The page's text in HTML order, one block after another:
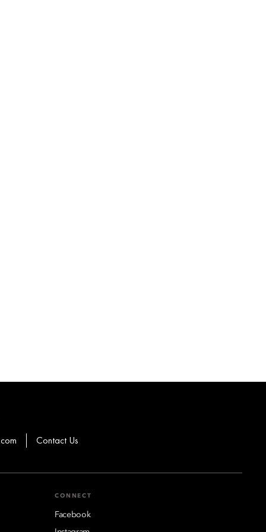
Contact Us
CONNECT
Facebook